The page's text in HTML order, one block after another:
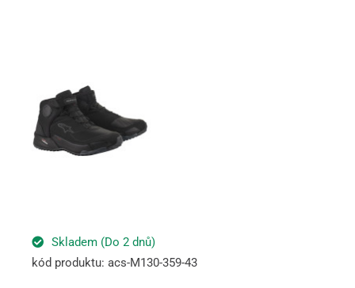
Skladem (Do 2 dnů)
kód produktu: acs-M130-359-43